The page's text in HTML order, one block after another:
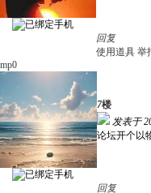
回复
使用道具 举
mp0
7楼
发表于
论坛开个以
回复